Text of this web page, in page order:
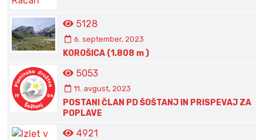
5128
6. september, 2023
KOROŠICA (1.808 m )
5053
11. avgust, 2023
POSTANI ČLAN PD ŠOŠTANJ IN PRISPEVAJ ZA
POPLAVE
4921